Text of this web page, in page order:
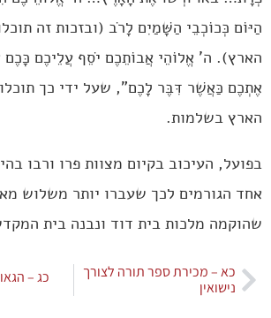
הַיּוֹם כְּכוֹכְבֵי הַשָּׁמַיִם לָרֹב (ובזכות זה
הארץ). ה’ אֱלוֹהֵי אֲבוֹתֵכֶם יֹסֵף עֲלֵיכֶם
אֶתְכֶם כַּאֲשֶׁר דִּבֶּר לָכֶם”, שעל ידי כך
הארץ בשלמות.
בפועל, העיכוב בקיום מצוות פרו ורבו
אחד הגורמים לכך שעברו יותר משלוש
שהוקמה מלכות בית דוד ונבנה בית
כא – מכירת ספר תורה לצורך
נישואין
כג –